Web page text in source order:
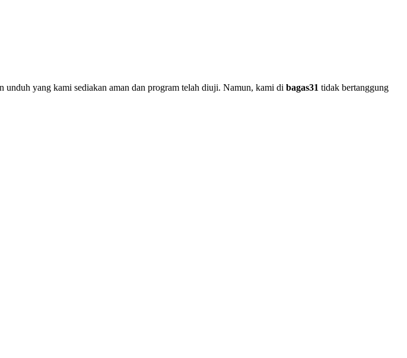
yang kami sediakan aman dan program telah diuji. Namun, kami di bagas31 tidak bertanggung